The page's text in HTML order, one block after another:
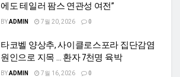
에도 테일러 팜스 연관성 여전”
BYADMIN 7월 20, 2026 0
타코벨 양상추, 사이클로스포라 집단감염
원인으로 지목 … 환자 7천명 육박
BYADMIN 7월 16, 2026 0